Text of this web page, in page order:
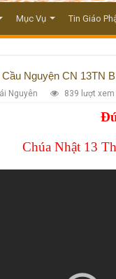
Mục Vụ Tin Giáo
Nguyện CN 13TN
Nguyên 839 lượt xem
Chúa Nhật 13